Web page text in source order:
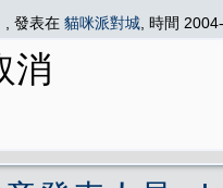
, 發表在 貓咪派對城 , 時間
消